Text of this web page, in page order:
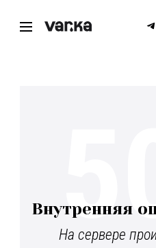
Внутренняя
На сервере